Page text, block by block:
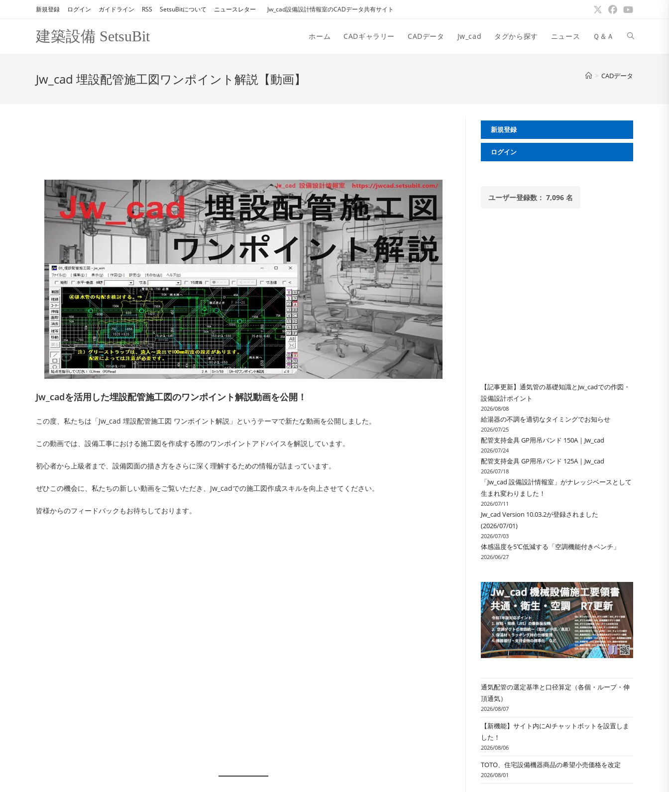
新規登録 ログイン ガイドライン RSS SetsuBitについて ニュースレター Jw_cad設備設計情報室のCADデータ共有サイト
建築設備 SetsuBit ホーム CADギャラリー CADデータ Jw_cad タグから探す ニュース Ｑ＆Ａ ウ
サ
ト
Jw_cad 埋設配管施工図ワンポイント解説【動画】 > CADデータ
Jw_cadを活用した埋設配管施工図のワンポイント解説動画を公開！
この度、私たちは「Jw_cad 埋設配管施工図 ワンポイント解説」というテーマで新たな動画を公開しました。
この動画では、設備工事における施工図を作成する際のワンポイントアドバイスを解説しています。
初心者から上級者まで、設備図面の描き方をさらに深く理解するための情報が詰まっています。
ぜひこの機会に、私たちの新しい動画をご覧いただき、Jw_cadでの施工図作成スキルを向上させてください。
皆様からのフィードバックもお待ちしております。
新規登録
ログイン
ユーザー登録数： 7,096 名
【記事更新】通気管の基礎知識とJw_cadでの作図・
設備設計ポイント
2026/08/08
給湯器の不調を適切なタイミングでお知らせ
2026/07/25
配管支持金具 GP用吊バンド 150A｜Jw_cad
2026/07/24
配管支持金具 GP用吊バンド 125A｜Jw_cad
2026/07/18
「Jw_cad 設備設計情報室」がナレッジベースとして
生まれ変わりました！
2026/07/11
Jw_cad Version 10.03.2が登録されました
(2026/07/01)
2026/07/03
体感温度を5℃低減する「空調機能付きベンチ」
2026/06/27
通気配管の選定基準と口径算定（各個・ループ・伸
頂通気）
2026/08/07
【新機能】サイト内にAIチャットボットを設置しま
した！
2026/08/06
TOTO、住宅設備機器商品の希望小売価格を改定
2026/08/01